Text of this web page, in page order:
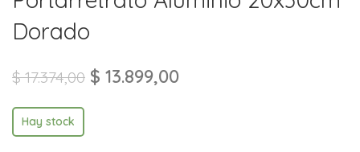
Dorado
$17.374,00 $ 13.899,00
Hay stock